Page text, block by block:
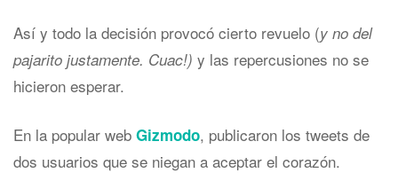
Así y todo la decisión provocó cierto revuelo (y no del
pajarito justamente. Cuac!) y las repercusiones no se
hicieron esperar.
En la popular web Gizmodo, publicaron los tweets de
dos usuarios que se niegan a aceptar el corazón.